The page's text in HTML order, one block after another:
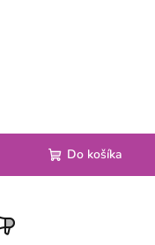
Do košíka